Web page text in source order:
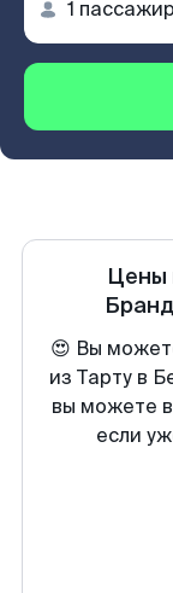
Цены
😍 Вы
из Тарту в
вы можете
если